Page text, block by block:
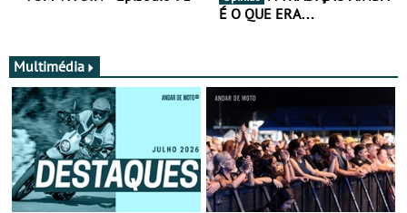
É O QUE ERA…
Multimédia